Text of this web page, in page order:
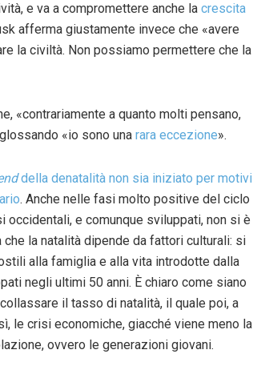
e va a compromettere anche la crescita
afferma giustamente invece che «avere
la civiltà. Non possiamo permettere che la
«contrariamente a quanto molti pensano,
«io sono una rara eccezione».
della denatalità non sia iniziato per motivi
. Anche nelle fasi molto positive del ciclo
occidentali, e comunque sviluppati, non si è
la natalità dipende da fattori culturali: si
alla famiglia e alla vita introdotte dalla
negli ultimi 50 anni. È chiaro come siano
il tasso di natalità, il quale poi, a
le crisi economiche, giacché viene meno la
ovvero le generazioni giovani.